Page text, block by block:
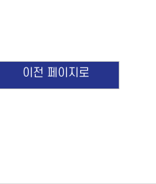
이전 페이지로